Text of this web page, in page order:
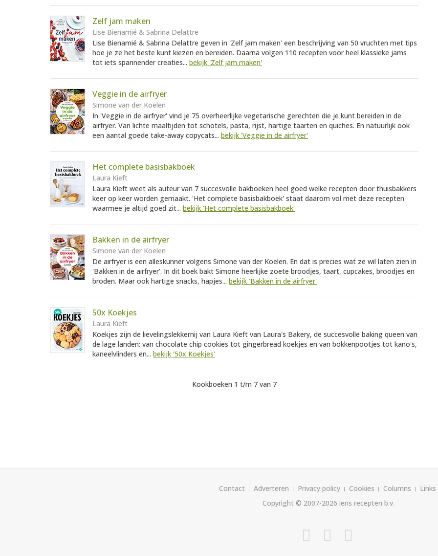
Zelf jam maken
Lise Bienamié & Sabrina Delattre
Lise Bienamié & Sabrina Delattre geven in 'Zelf jam maken' een beschrijving van 50 vruchten met tips
hoe je ze het beste kunt kiezen en bereiden. Daarna volgen 110 recepten voor heel klassieke jams
tot iets spannender creaties... bekijk 'Zelf jam maken'
Veggie in de airfryer
Simone van der Koelen
In 'Veggie in de airfryer' vind je 75 overheerlijke vegetarische gerechten die je kunt bereiden in de
airfryer. Van lichte maaltijden tot schotels, pasta, rijst, hartige taarten en quiches. En natuurlijk ook
een aantal goede take-away copycats... bekijk 'Veggie in de airfryer'
Het complete basisbakboek
Laura Kieft
Laura Kieft weet als auteur van 7 succesvolle bakboeken heel goed welke recepten door thuisbakkers
keer op keer worden gemaakt. 'Het complete basisbakboek' staat daarom vol met deze recepten
waarmee je altijd goed zit... bekijk 'Het complete basisbakboek'
Bakken in de airfryer
Simone van der Koelen
De airfryer is een alleskunner volgens Simone van der Koelen. En dat is precies wat ze wil laten zien in
'Bakken in de airfryer'. In dit boek bakt Simone heerlijke zoete broodjes, taart, cupcakes, broodjes en
broden. Maar ook hartige snacks, hapjes... bekijk 'Bakken in de airfryer'
50x Koekjes
Laura Kieft
Koekjes zijn de lievelingslekkernij van Laura Kieft van Laura's Bakery, de succesvolle baking queen van
de lage landen: van chocolate chip cookies tot gingerbread koekjes en van bokkenpootjes tot kano's,
kaneelvlinders en... bekijk '50x Koekjes'
Kookboeken 1 t/m 7 van 7
Contact Adverteren Privacy policy Cookies Columns
Links
Copyright © 2007-2026 iens recepten b.v.